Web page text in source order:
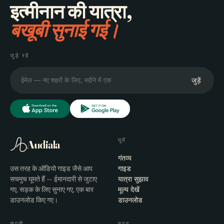
इत्मीनान की यात्रा,
बखूबी सुनाई गई।
जुड़े रहें
जुड़ें
Audiala
उस तरह के ऑडियो गाइड जैसे आप
सचमुच घूमते हैं — ईमानदारी से जुटाए
गए, सड़क के लिए सुनाए गए, एक बार
डाउनलोड किए गए।
घूमें
गंतव्य
गाइड
यात्रा सुझाव
मूल्य देखें
डाउनलोड